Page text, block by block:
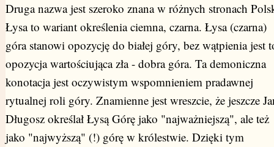
Druga nazwa jest szeroko znana w różnych stronach
Łysa to wariant określenia ciemna, czarna. Łysa (czarna)
góra stanowi opozycję do białej góry, bez wątpienia jest
opozycja wartościująca zła - dobra góra. Ta demoniczna
konotacja jest oczywistym wspomnieniem pradawnej
rytualnej roli góry. Znamienne jest wreszcie, że jeszcze
Długosz określał Łysą Górę jako "najważniejszą", ale też
jako "najwyższą" (!) górę w królestwie. Dzięki tym